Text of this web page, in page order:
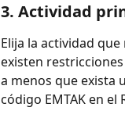
3. Actividad
Elija la actividad
existen
a menos que exista
código EMTAK en el